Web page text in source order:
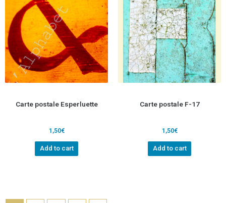
Carte postale Esperluette
1,50€
Add to cart
Carte postale F-17
1,50€
Add to cart